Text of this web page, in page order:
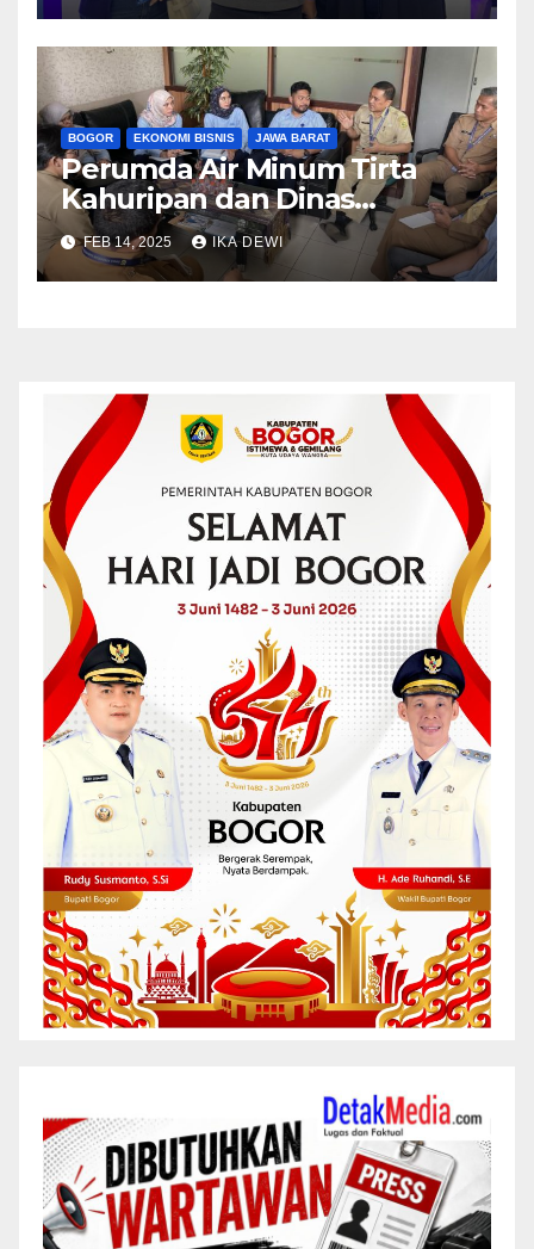
BOGOR EKONOMI BISNIS JAWA BARAT
Perumda Air Minum Tirta
Kahuripan dan Dinas
Kesehatan Kab. Bogor
Bersinergi Tingkatkan
Kesadaran PHBS
FEB 14, 2025 IKA DEWI